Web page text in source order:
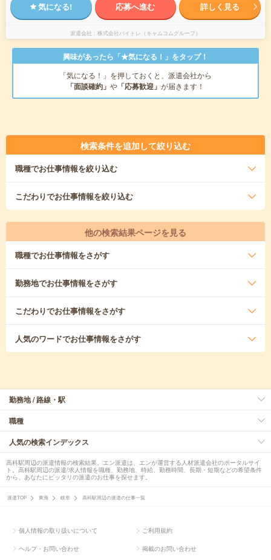
気になる! 応募へ進む 詳しく見る
派遣会社 株式会社バイトレ（キャムコムグループ）
興味があったら「★気になる！」をタップ！
「気になる！」を押しておくと、派遣会社から
「面談確約」 や 「応募歓迎」 が届きます！
検索条件を追加して絞り込む
職種でお仕事情報を絞り込む
こだわりでお仕事情報を絞り込む
他の検索結果ページを見る
職種でお仕事情報をさがす
勤務地でお仕事情報をさがす
こだわりでお仕事情報をさがす
人気のワードでお仕事情報をさがす
勤務地 / 路線・駅
職種
人気の検索インデックス
高科駅周辺の派遣情報の検索結果。エン派遣は、エンが運営する人材派遣会社のポータルサイ
ト。高科駅周辺の派遣/求人情報を職種、勤務地、時給、勤務時間、長期・短期などの希望条件
から、あなたにピッタリの派遣のお仕事を探せます。
派遣TOP 東海 岐阜 高科駅周辺の派遣の仕事一覧
個人情報の取り扱いについて ご利用規約
ヘルプ・お問い合わせ 掲載のお問い合わせ